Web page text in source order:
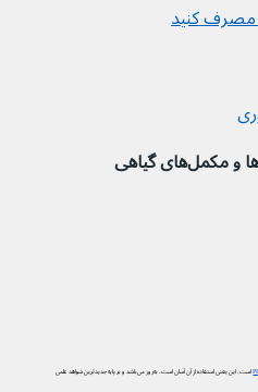
مصرف کنید
گیاهی
است. این یعنی استفاده از آن آسان است، به‌روز می‌باشد و بر پایه جدیدترین شواهد علمی